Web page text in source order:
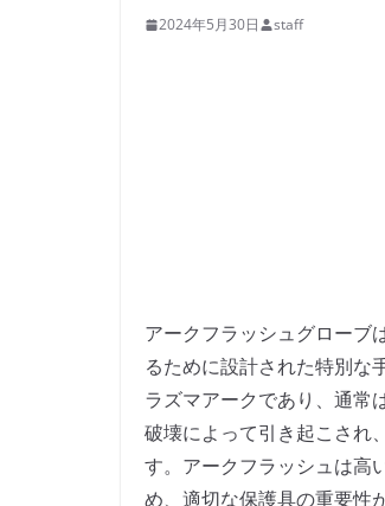
2024年5月30日 staff
アークフラッシュグローブ
るために設計された特別な
ラズマアークであり、通常
破壊によって引き起こされ
す。アークフラッシュは高
め、適切な保護具の重要性